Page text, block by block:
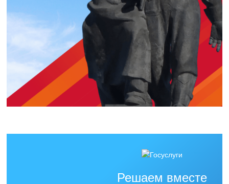
Решаем вместе